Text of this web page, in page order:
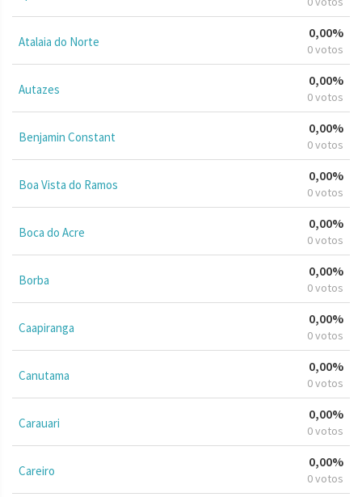
Atalaia do Norte
0,00%
0 votos
Autazes
0,00%
0 votos
Benjamin Constant
0,00%
0 votos
Boa Vista do Ramos
0,00%
0 votos
Boca do Acre
0,00%
0 votos
Borba
0,00%
0 votos
Caapiranga
0,00%
0 votos
Canutama
0,00%
0 votos
Carauari
0,00%
0 votos
Careiro
0,00%
0 votos